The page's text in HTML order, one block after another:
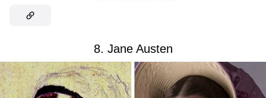
8. Jane Austen